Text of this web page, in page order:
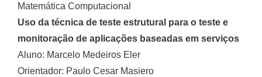
Matemática Computacional
Uso da técnica de teste estrutural para o teste e
monitoração de aplicações baseadas em serviços
Aluno: Marcelo Medeiros Eler
Orientador: Paulo Cesar Masiero